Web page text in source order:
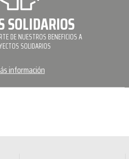
SOLIDARIOS
DE NUESTROS BENEFICIOS A
SOLIDARIOS
información